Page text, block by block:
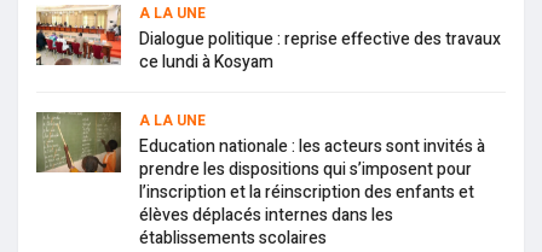
A LA UNE
Dialogue politique : reprise effective des travaux
ce lundi à Kosyam
A LA UNE
Education nationale : les acteurs sont invités à
prendre les dispositions qui s’imposent pour
l’inscription et la réinscription des enfants et
élèves déplacés internes dans les
établissements scolaires